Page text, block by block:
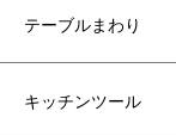
テーブルまわり
キッチンツール